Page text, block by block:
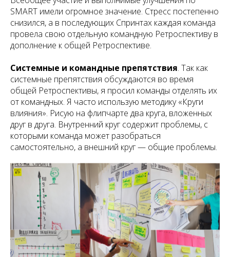
SMART имели огромное значение. Стресс постепенно
снизился, а в последующих Спринтах каждая команда
провела свою отдельную командную Ретроспективу в
дополнение к общей Ретроспективе.
Системные и командные препятствия. Так как
системные препятствия обсуждаются во время
общей Ретроспективы, я просил команды отделять их
от командных. Я часто использую методику «Круги
влияния». Рисую на флипчарте два круга, вложенных
друг в друга. Внутренний круг содержит проблемы, с
которыми команда может разобраться
самостоятельно, а внешний круг — общие проблемы.